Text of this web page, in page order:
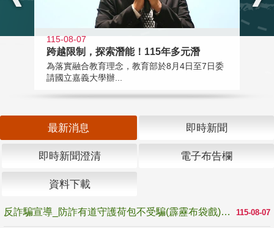
115-08-07
跨越限制，探索潛能！115年多元潛
為落實融合教育理念，教育部於8月4日至7日委
請國立嘉義大學辦...
最新消息 即時新聞
即時新聞澄清 電子布告欄
資料下載
115-08-07
反詐騙宣導_防詐有道守護荷包不受騙(霹靂布袋戲)